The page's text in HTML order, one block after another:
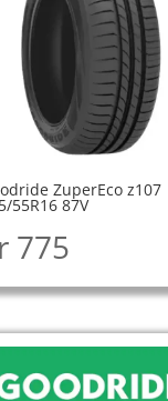
ZuperEco z107
55R16 87V
775